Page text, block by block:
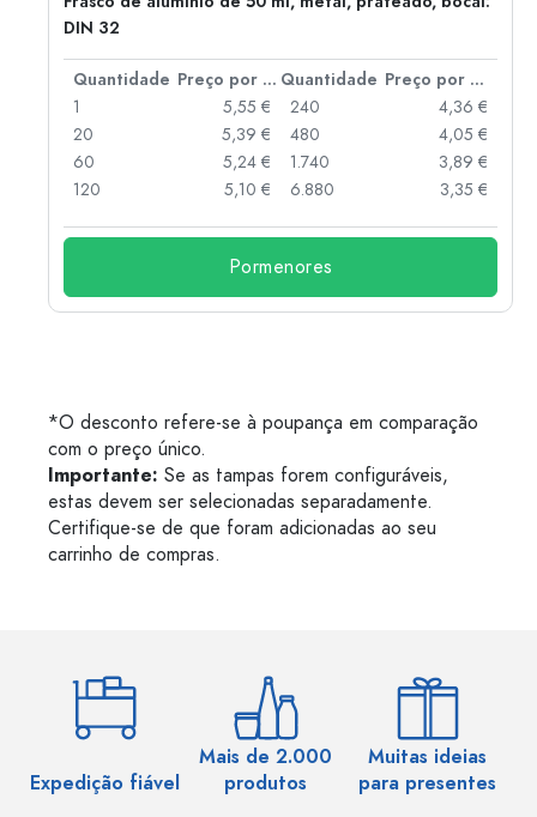
DIN 32
Quantidade Preço por peça Quantidade
Preço por peça
1
5,55 €
20
5,39 €
60
5,24 €
120
5,10 €
240
4,36 €
480
4,05 €
1.740
3,89 €
6.880
3,35 €
Pormenores
*O desconto refere-se à poupança em comparação
com o preço único.
Importante: Se as tampas forem configuráveis,
estas devem ser selecionadas separadamente.
Certifique-se de que foram adicionadas ao seu
carrinho de compras.
Expedição fiável
Mais de 2.000
produtos
Muitas ideias
para presentes